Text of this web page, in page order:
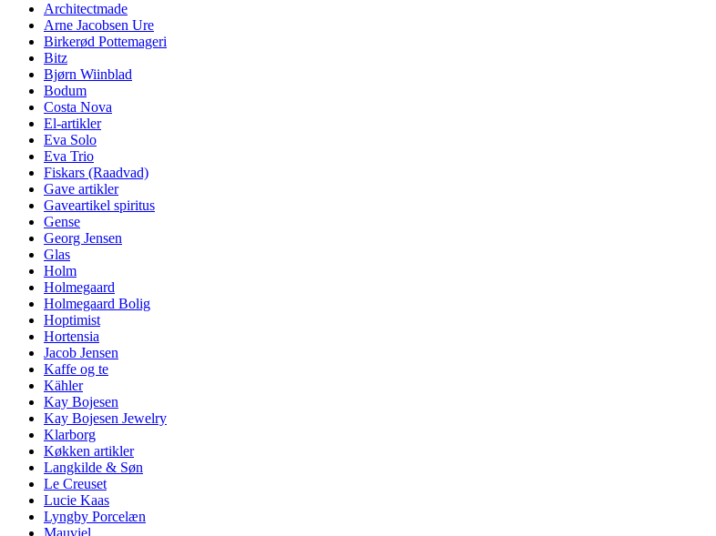
Architectmade
Arne Jacobsen Ure
Birkerød Pottemageri
Bitz
Bjørn Wiinblad
Bodum
Costa Nova
El-artikler
Eva Solo
Eva Trio
Fiskars (Raadvad)
Gave artikler
Gaveartikel spiritus
Gense
Georg Jensen
Glas
Holm
Holmegaard
Holmegaard Bolig
Hoptimist
Hortensia
Jacob Jensen
Kaffe og te
Kähler
Kay Bojesen
Kay Bojesen Jewelry
Klarborg
Køkken artikler
Langkilde & Søn
Le Creuset
Lucie Kaas
Lyngby Porcelæn